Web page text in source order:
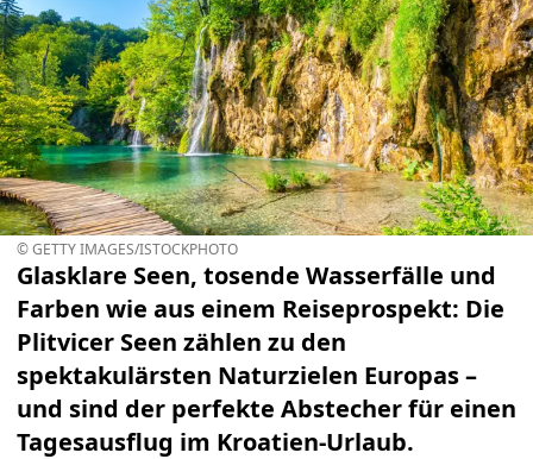
© GETTY IMAGES/ISTOCKPHOTO
Glasklare Seen, tosende Wasserfälle und
Farben wie aus einem Reiseprospekt: Die
Plitvicer Seen zählen zu den
spektakulärsten Naturzielen Europas –
und sind der perfekte Abstecher für einen
Tagesausflug im Kroatien-Urlaub.